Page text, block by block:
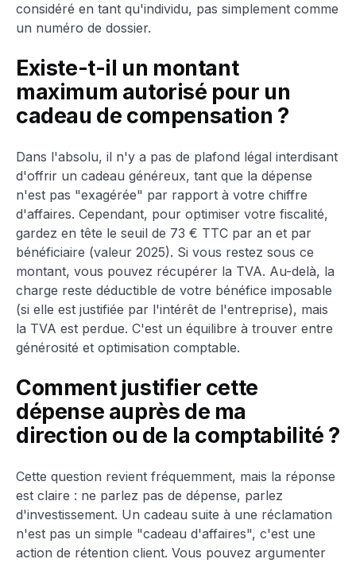
considéré en tant qu'individu, pas simplement comme
un numéro de dossier.
Existe-t-il un montant
maximum autorisé pour un
cadeau de compensation ?
Dans l'absolu, il n'y a pas de plafond légal interdisant
d'offrir un cadeau généreux, tant que la dépense
n'est pas "exagérée" par rapport à votre chiffre
d'affaires. Cependant, pour optimiser votre fiscalité,
gardez en tête le seuil de 73 € TTC par an et par
bénéficiaire (valeur 2025). Si vous restez sous ce
montant, vous pouvez récupérer la TVA. Au-delà, la
charge reste déductible de votre bénéfice imposable
(si elle est justifiée par l'intérêt de l'entreprise), mais
la TVA est perdue. C'est un équilibre à trouver entre
générosité et optimisation comptable.
Comment justifier cette
dépense auprès de ma
direction ou de la comptabilité ?
Cette question revient fréquemment, mais la réponse
est claire : ne parlez pas de dépense, parlez
d'investissement. Un cadeau suite à une réclamation
n'est pas un simple "cadeau d'affaires", c'est une
action de rétention client. Vous pouvez argumenter